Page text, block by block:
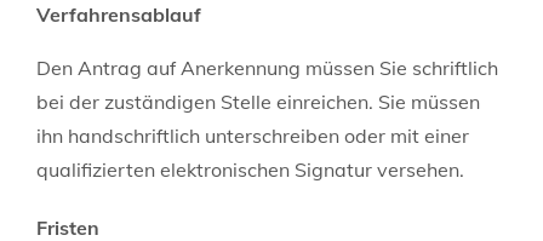
Verfahrensablauf
Den Antrag auf Anerkennung müssen Sie schriftlich
bei der zuständigen Stelle einreichen. Sie müssen
ihn handschriftlich unterschreiben oder mit einer
qualifizierten elektronischen Signatur versehen.
Fristen